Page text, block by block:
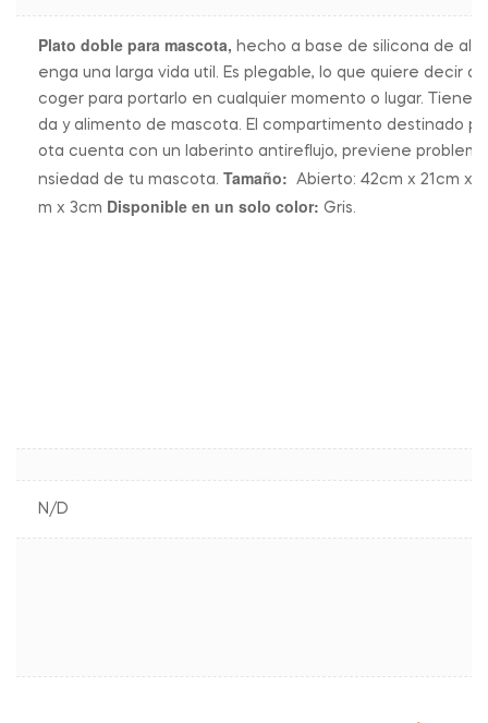
Plato doble para mascota, hecho a base de silicona de
enga una larga vida util. Es plegable, lo que quiere decir
coger para portarlo en cualquier momento o lugar. Tiene
da y alimento de mascota. El compartimento destinado
ota cuenta con un laberinto antireflujo, previene
nsiedad de tu mascota. Tamaño:
Abierto: 42cm x 21cm x
m x 3cm Disponible en un solo color: Gris.
N/D